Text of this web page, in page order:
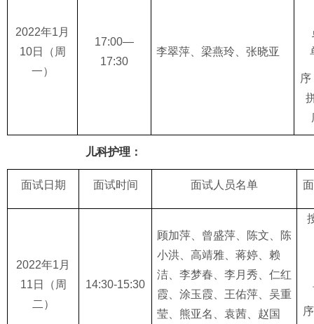
2022年1 月
10日
（周
一）
17:00—
17:30
李翠萍、梁燕玲、张晓亚
儿科护理：
面试日期 面试时间 面试人员名单
2022年1 月
11 日
（周
二 ）
14:30-15:30
顾加萍、曾盛萍、陈文、陈
小洪、高靖雅、蒋婷、赖
洁、李梦春、李月秀、仁红
霞、涂玉霞、王佑萍、吴重
莹、熊亚名、袁茜、赵国